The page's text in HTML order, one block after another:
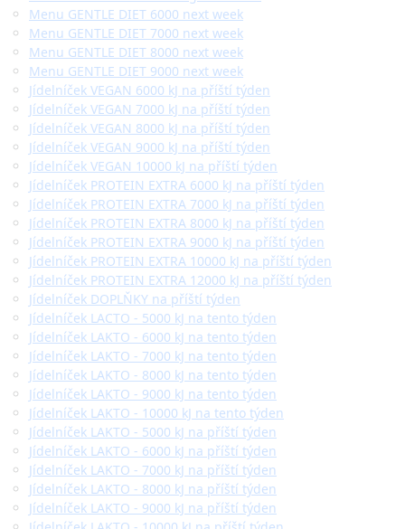
Menu GENTLE DIET 6000 next week
Menu GENTLE DIET 7000 next week
Menu GENTLE DIET 8000 next week
Menu GENTLE DIET 9000 next week
Jídelníček VEGAN 6000 kJ na příští týden
Jídelníček VEGAN 7000 kJ na příští týden
Jídelníček VEGAN 8000 kJ na příští týden
Jídelníček VEGAN 9000 kJ na příští týden
Jídelníček VEGAN 10000 kJ na příští týden
Jídelníček PROTEIN EXTRA 6000 kJ na příští týden
Jídelníček PROTEIN EXTRA 7000 kJ na příští týden
Jídelníček PROTEIN EXTRA 8000 kJ na příští týden
Jídelníček PROTEIN EXTRA 9000 kJ na příští týden
Jídelníček PROTEIN EXTRA 10000 kJ na příští týden
Jídelníček PROTEIN EXTRA 12000 kJ na příští týden
Jídelníček DOPLŇKY na příští týden
Jídelníček LACTO - 5000 kJ na tento týden
Jídelníček LAKTO - 6000 kJ na tento týden
Jídelníček LAKTO - 7000 kJ na tento týden
Jídelníček LAKTO - 8000 kJ na tento týden
Jídelníček LAKTO - 9000 kJ na tento týden
Jídelníček LAKTO - 10000 kJ na tento týden
Jídelníček LAKTO - 5000 kJ na příští týden
Jídelníček LAKTO - 6000 kJ na příští týden
Jídelníček LAKTO - 7000 kJ na příští týden
Jídelníček LAKTO - 8000 kJ na příští týden
Jídelníček LAKTO - 9000 kJ na příští týden